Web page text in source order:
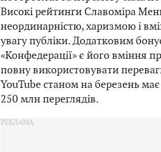
Високі рейтинги Славоміра
неординарністю, харизмою і
увагу публіки. Додатковим
«Конфедерації» є його вміння
повну використовувати
YouTube станом на березень
250 млн переглядів.